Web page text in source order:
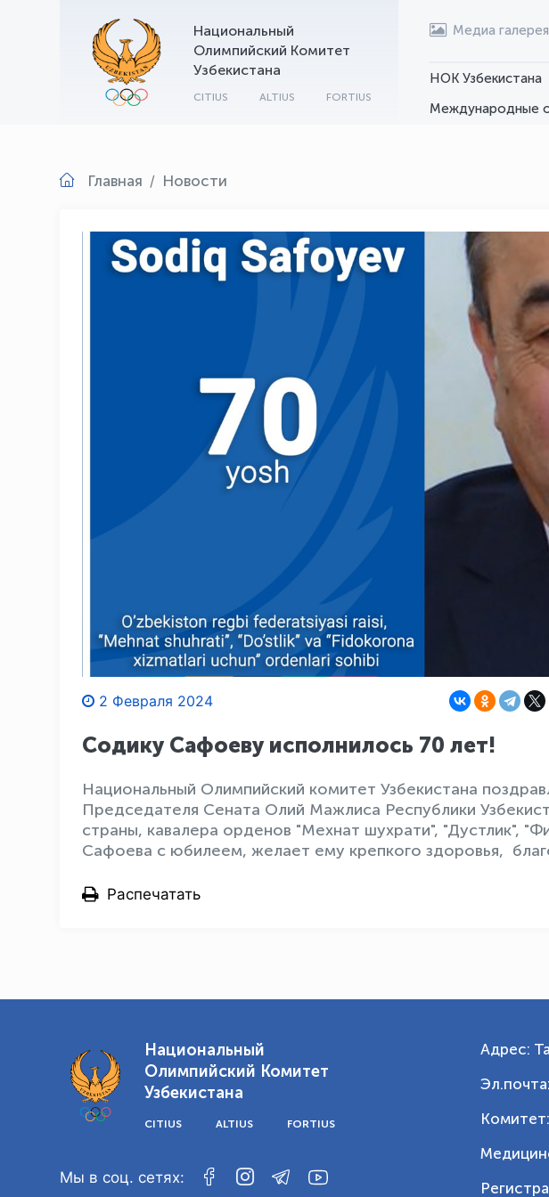
Национальный
Олимпийский Комитет
Узбекистана
CITIUS ALTIUS FORTIUS
Медиа галерея
НОК Узбекистана
Международные
Главная Новости
2 Февраля 2024
Содику Сафоеву исполнилось 70 лет!
Национальный Олимпийский комитет Узбекистана
Председателя Сената Олий Мажлиса Республики
страны, кавалера орденов "Мехнат шухрати", "Дустлик",
Сафоева с юбилеем, желает ему крепкого здоровья,
Распечатать
Национальный
Олимпийский Комитет
Узбекистана
CITIUS ALTIUS FORTIUS
Мы в соц. сетях:
Адрес: